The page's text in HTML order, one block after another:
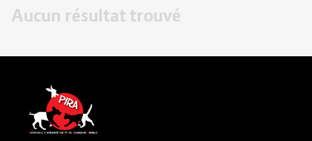
Aucun résultat trouvé